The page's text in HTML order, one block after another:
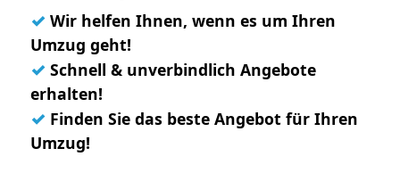
✓ Wir helfen Ihnen, wenn es um Ihren
Umzug geht!
✓ Schnell & unverbindlich Angebote
erhalten!
✓ Finden Sie das beste Angebot für Ihren
Umzug!